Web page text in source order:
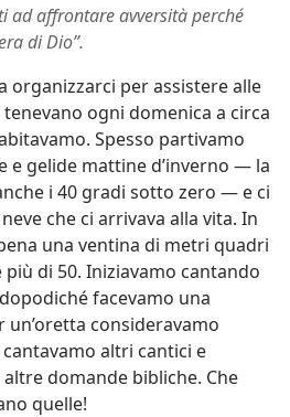
ad affrontare avversità perché
di Dio”.
organizzarci per assistere alle
ogni domenica a circa
Spesso partivamo
e gelide mattine d’inverno — la
i 40 gradi sotto zero — e ci
che ci arrivava alla vita. In
una ventina di metri quadri
di 50. Iniziavamo cantando
facevamo una
consideravamo
altri cantici e
domande bibliche. Che
quelle!